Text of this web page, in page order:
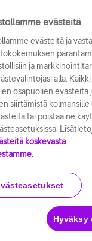
ja olet mukana
Accessibility
Evästeasetukset
evästeitä
evästeitä ja
ja
alla.
osapuolien evästeitä
siirtämistä kolmansille
tai poistaa ne
koskevasta
Hyväksy